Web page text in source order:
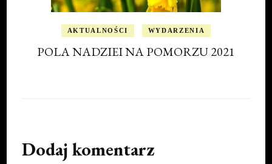
AKTUALNOŚCI WYDARZENIA
POLA NADZIEI NA POMORZU 2021
Dodaj komentarz